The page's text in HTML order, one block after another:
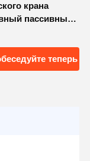
крана
пассивный
теперь